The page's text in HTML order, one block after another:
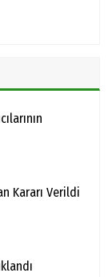
Kararı Verildi